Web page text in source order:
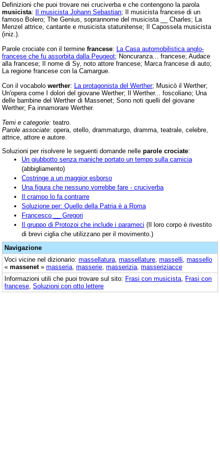
Definizioni che puoi trovare nei cruciverba e che contengono la parola
musicista: Il musicista Johann Sebastian; Il musicista francese di un
famoso Bolero; The Genius, soprannome del musicista __ Charles; La
Menzel attrice, cantante e musicista statunitense; Il Capossela musicista
(iniz.).
Parole crociate con il termine francese: La Casa automobilistica anglo-
francese che fu assorbita dalla Peugeot; Noncuranza... francese; Audace
alla francese; Il nome di Sy, noto attore francese; Marca francese di auto;
La regione francese con la Camargue.
Con il vocabolo werther: La protagonista del Werther; Musicò il Werther;
Un'opera come I dolori del giovane Werther; Il Werther... foscoliano; Una
delle bambine del Werther di Massenet; Sono noti quelli del giovane
Werther; Fa innamorare Werther.
Temi e categorie: teatro.
Parole associate: opera, otello, drammaturgo, dramma, teatrale, celebre,
attrice, attore e autore.
Soluzioni per risolvere le seguenti domande nelle parole crociate:
Un giubbotto senza maniche portato un tempo sulla camicia
(abbigliamento)
Costringe a un maggior esborso
Una figura che nessuno vorrebbe fare - cruciverba
Il crampo lo fa contrarre
Soluzione per: Quello della Patria è a Roma
Francesco __ Gregori
Il gruppo di Protozoi che include i parameci (Il loro corpo è rivestito
di brevi ciglia che utilizzano per il movimento.)
Navigazione
Voci vicine nel dizionario: massellatura massellature masselli massello
« massenet» masseria masserie masserizia masseriziacce
Informazioni utili che puoi trovare sul sito: Frasi con musicista Frasi con
francese Soluzioni con otto lettere